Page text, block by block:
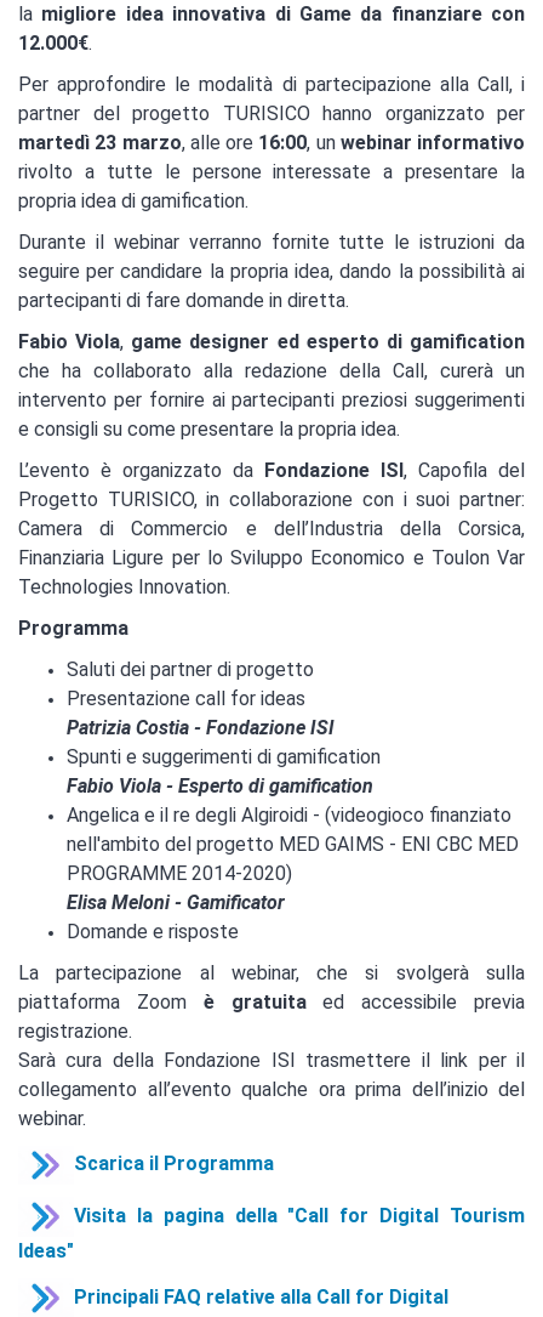
la migliore idea innovativa di Game da finanziare con
12.000€.
Per approfondire le modalità di partecipazione alla Call, i
partner del progetto TURISICO hanno organizzato per
martedì 23 marzo, alle ore 16:00, un webinar informativo
rivolto a tutte le persone interessate a presentare la
propria idea di gamification.
Durante il webinar verranno fornite tutte le istruzioni da
seguire per candidare la propria idea, dando la possibilità ai
partecipanti di fare domande in diretta.
Fabio Viola, game designer ed esperto di gamification
che ha collaborato alla redazione della Call, curerà un
intervento per fornire ai partecipanti preziosi suggerimenti
e consigli su come presentare la propria idea.
L’evento è organizzato da Fondazione ISI, Capofila del
Progetto TURISICO, in collaborazione con i suoi partner:
Camera di Commercio e dell’Industria della Corsica,
Finanziaria Ligure per lo Sviluppo Economico e Toulon Var
Technologies Innovation.
Programma
Saluti dei partner di progetto
Presentazione call for ideas
Patrizia Costia - Fondazione ISI
Spunti e suggerimenti di gamification
Fabio Viola - Esperto di gamification
Angelica e il re degli Algiroidi - (videogioco finanziato
nell'ambito del progetto MED GAIMS - ENI CBC MED
PROGRAMME 2014-2020)
Elisa Meloni - Gamificator
Domande e risposte
La partecipazione al webinar, che si svolgerà sulla
piattaforma Zoomè gratuitaed accessibile previa
registrazione.
Sarà cura della Fondazione ISI trasmettere il link per il
collegamento all’evento qualche ora prima dell’inizio del
webinar.
Scarica il Programma
Visita la pagina della "Call for Digital Tourism
Ideas"
Principali FAQ relative alla Call for Digital